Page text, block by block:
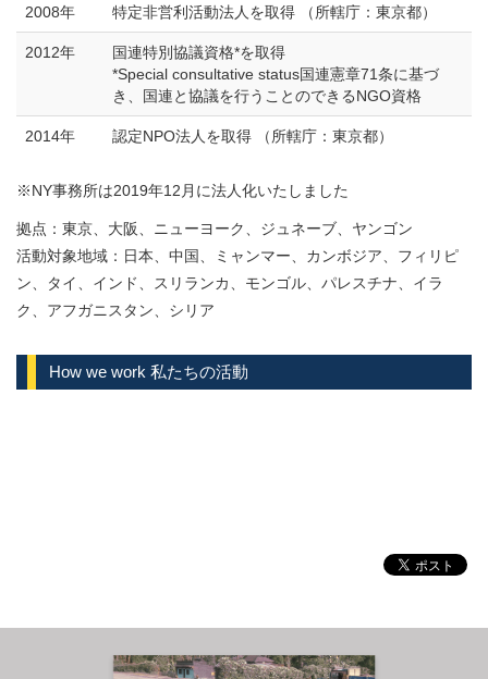
2008年 特定非営利活動法人を取得 （所轄庁：東京都）
2012年
国連特別協議資格*を取得
*Special consultative status国連憲章71条に基づ
き、国連と協議を行うことのできるNGO資格
2014年 認定NPO法人を取得 （所轄庁：東京都）
※NY事務所は2019年12月 に法人化いたしました
拠点：東京、大阪、ニューヨーク、ジュネーブ、ヤンゴン
活動対象地域：日本、中国、ミャンマー、カンボジア、フィリピ
ン、タイ、インド、スリランカ、モンゴル、パレスチナ、イラ
ク、アフガニスタン、シリア
How we work 私たちの活動